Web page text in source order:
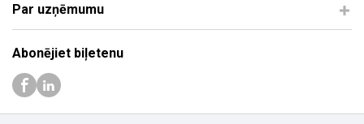
Par uzņēmumu
Abonējiet biļetenu